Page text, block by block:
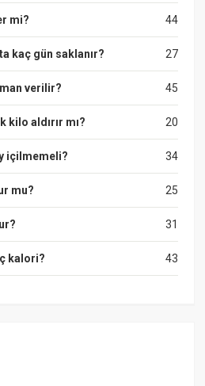
44
mi?
27
kaç gün saklanır?
45
verilir?
20
kilo aldırır mı?
34
içilmemeli?
25
mu?
31
43
kalori?